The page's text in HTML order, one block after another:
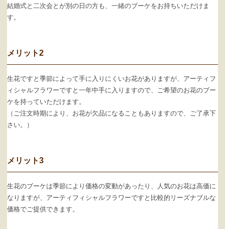
結婚式と二次会とが別の日の方も、一緒のブーケをお持ちいただけま
す。
メリット2
生花ですと季節によって手に入りにくいお花がありますが、アーティフ
ィシャルフラワーですと一年中手に入りますので、ご希望のお花のブー
ケを持っていただけます。
（ご注文時期により、お花が欠品になることもありますので、ご了承下
さい。）
メリット3
生花のブーケは季節により価格の変動があったり、人気のお花は高価に
なりますが、アーティフィシャルフラワーですと比較的リーズナブルな
価格でご提供できます。